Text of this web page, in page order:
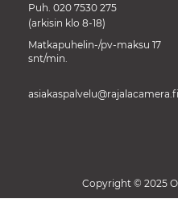
Puh. 020 7530 275
(arkisin klo 8-18)
Matkapuhelin-/pv-maksu 17
snt/min.
asiakaspalvelu@rajalacamera.fi
Copyright © 2025